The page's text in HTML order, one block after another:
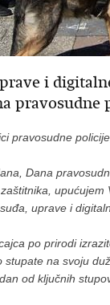
i
pravosudne policije,
Dana
uprave i
po prirodi
na svoju
od ključnih